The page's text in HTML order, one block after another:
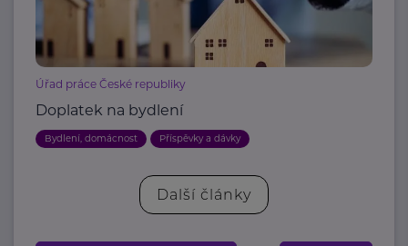
Úřad práce České republiky
Doplatek na bydlení
Bydlení, domácnost Příspěvky a dávky
Další články